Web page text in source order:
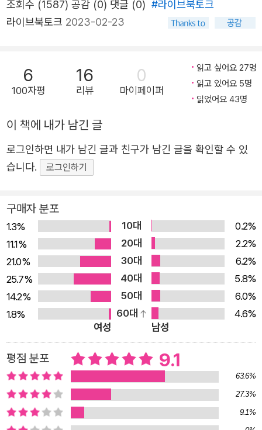
다. ‘정도경’이라는 필명으로 활동하며 20년 넘게 다양한 장
르를 넘나들며 쌓아온 작품세계는 한 번에 톺아보기엔 그 스
편선’ 시리즈는 ‘정도경’이라는 작가를 미처 만나지 못한 채
‘정보라’를 만난 독자들을 위한 초대장이다. 시리즈의 첫 책
인 《아무도 모를 것이다》는 일명 ‘보라 월드’의 세계관을 거
와 역사를 뒤섞어 역동적으로 뻗어 나가는 기묘한 이야기들
이 매혹적이고 때론 섬뜩하게 독특한 감흥을 선사하며, 독자
들 눈앞에 펼쳐질 것이라 믿어 의심치 않는다. 세계가 주목
서 “주목받지 못하던 때, 내 마음대로 써보자는 생각으로”
환상문학 웹진 〈거울〉에 ‘정도경’이라는 필명으로 글을 쓰던
시절이 있었다. 그 글을 꼬박꼬박 챙겨 읽었던 소설가 정세
랑은 “얼마나 많은 새벽, 정보라의 단편을 보며 위로받았는
지 모른다”며 일찍부터 “그 이야기의 이상한 에너지”에 이
끌렸음을 고백하기도 했다. 사실 SF, 추리소설, 호러, 스릴러
등 장르적 특징이 뚜렷한 대중 장르 소설이 순수문학에 비해
국내에서 홀대받던 시절에 비하면, 《저주토끼》가 사변소설
(speculative fiction)로 일컬어지며 국제적 주목을 받은
건 일대 사건이었다. 하지만 우리가 정보라에 주목하는 건
세계 문학상이 그의 작품을 호출했기 때문만은 아닐 것이다.
누구든 은밀히 좋아할 법한 괴담과 로맨스와 누아르의 경계
를 넘나들며, 어디에도 없을 것 같은 공간이지만 어디선가
조회수 (1587) 공감 (0) 댓글 (0) #라이브북토크
라이브북토크 2023-02-23
6
100자평
16
리뷰
0
마이페이퍼
읽고 싶어요 27명
읽고 있어요 5명
읽었어요 43명
이 책에 내가 남긴 글
로그인하면 내가 남긴 글과 친구가 남긴 글을 확인할 수 있
습니다.
로그인하기
구매자 분포
1.3% 10대
0.2%
11.1%
20대
2.2%
21.0%
30대
6.2%
25.7%
40대
5.8%
14.2%
50대
6.0%
1.8%
60대 4.6%
여성 남성
평점 분포 9.1
63.6%
27.3%
9.1%